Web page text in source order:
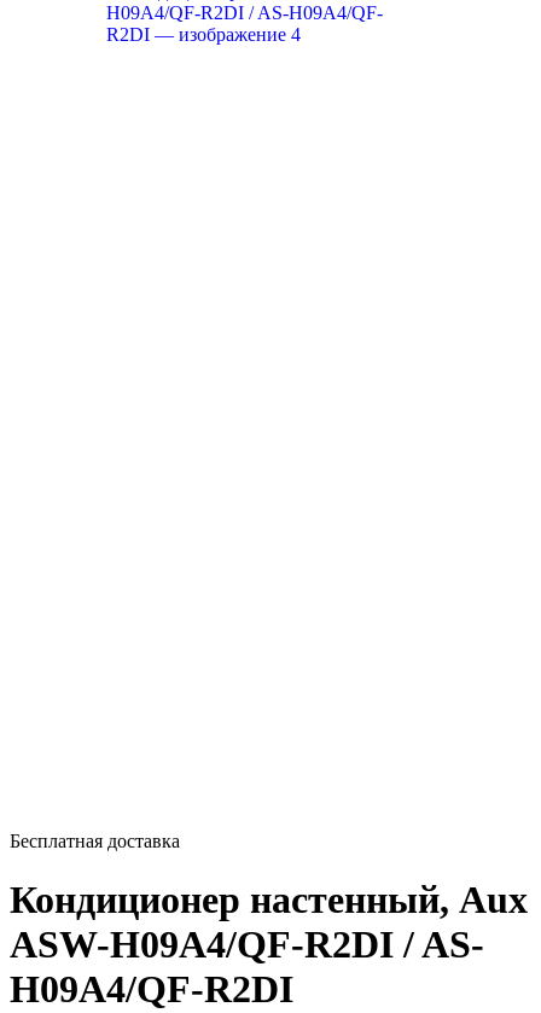
Бесплатная доставка
Кондиционер настенный, Aux
ASW-H09A4/QF-R2DI / AS-
H09A4/QF-R2DI